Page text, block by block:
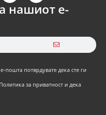
нашиот е-
пошта потврдувате дека сте ги
за приватност и дека